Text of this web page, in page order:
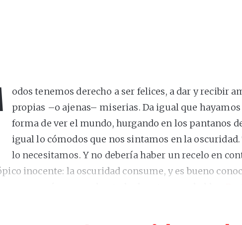
odos tenemos derecho a ser felices, a dar y recibir
propias –o ajenas– miserias. Da igual que
forma de ver el mundo, hurgando en los pantanos
igual lo cómodos que nos sintamos en la
lo necesitamos. Y no debería haber un recelo en
inocente: la oscuridad consume, y es bueno